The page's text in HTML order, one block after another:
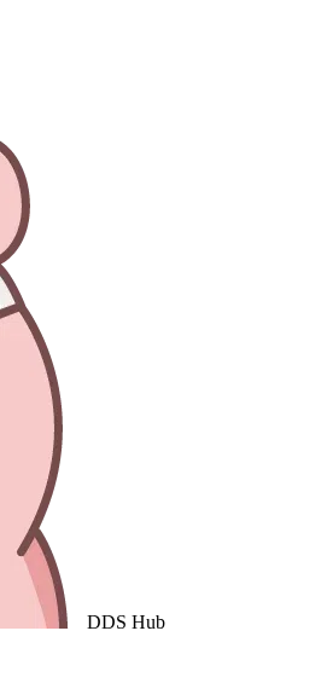
DDS Hub